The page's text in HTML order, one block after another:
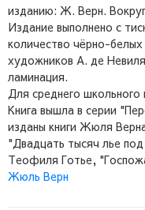
изданию: Ж. Верн.
Издание выполнено с
количество чёрно-
художников А. де
ламинация.
Для среднего школьного
Книга вышла в серии
изданы книги Жюля
"Двадцать тысяч лье
Теофиля Готье,
Жюль Верн